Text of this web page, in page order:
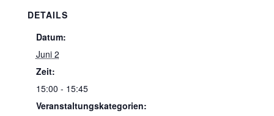
DETAILS
Datum:
Juni 2
Zeit:
15:00 - 15:45
Veranstaltungskategorien: